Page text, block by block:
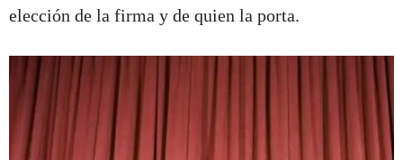
elección de la firma y de quien la porta.